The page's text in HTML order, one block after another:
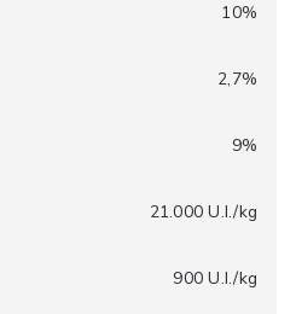
10%
2,7%
9%
21.000 U.I./kg
900 U.I./kg